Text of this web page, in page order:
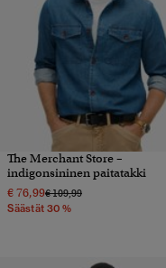
The Merchant Store –
indigonsininen paitatakki
€ 76,99Hinta alennettu hinnasta
€ 109,99hintaan
Säästät 30 %